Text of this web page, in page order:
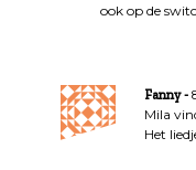
ook op de
Fanny
Mila
Het